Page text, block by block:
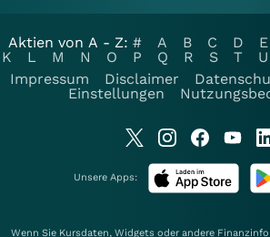
Aktien von A - Z: # A B C D E
K
L M N O P Q R S T U
Impressum
Disclaimer
Einstellungen
Unsere Apps:
Wenn Sie Kursdaten, Widgets oder andere